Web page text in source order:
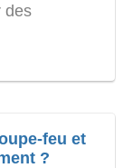
des
feu et
?